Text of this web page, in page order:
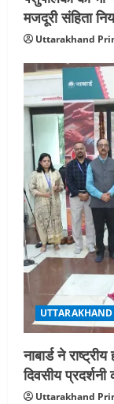
मजदूरी संहिता
Uttarakhand
नाबार्ड ने
दिवसीय
Uttarakhand